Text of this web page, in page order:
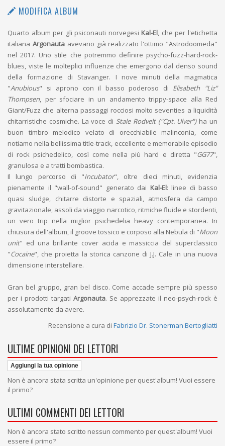
MODIFICA ALBUM
Quarto album per gli psiconauti norvegesi Kal-El, che per l'etichetta
italiana Argonautaavevano già realizzato l'ottimo "Astrodoomeda"
nel 2017. Uno stile che potremmo definire psycho-fuzz-hard-rock-
blues, viste le molteplici influenze che emergono dal denso sound
della formazione di Stavanger. I nove minuti della magmatica
"Anubious" si aprono con il basso poderoso di Elisabeth "Liz"
Thompsen, per sfociare in un andamento trippy-space alla Red
Giant/Fuzz che alterna passaggi rocciosi molto seventies a liquidità
chitarristiche cosmiche. La voce di Stale Rodvelt ("Cpt. Ulver")ha un
buon timbro melodico velato di orecchiabile malinconia, come
notiamo nella bellissima title-track, eccellente e memorabile episodio
di rock psichedelico, così come nella più hard e diretta "GG77",
granulosa e a tratti bombastica.
Il lungo percorso di "Incubator", oltre dieci minuti, evidenzia
pienamente il "wall-of-sound" generato dai Kal-El: linee di basso
quasi sludge, chitarre distorte e spaziali, atmosfera da campo
gravitazionale, assoli da viaggio narcotico, ritmiche fluide e stordenti,
un vero trip nella miglior psichedelia heavy contemporanea. In
chiusura dell'album, il groove tossico e corposo alla Nebula di "Moon
unit" ed una brillante cover acida e massiccia del superclassico
"Cocaine", che proietta la storica canzone di J.J. Cale in una nuova
dimensione interstellare.
Gran bel gruppo, gran bel disco. Come accade sempre più spesso
per i prodotti targati Argonauta. Se apprezzate il neo-psych-rock è
assolutamente da avere.
Recensione a cura di Fabrizio Dr. Stonerman Bertogliatti
ULTIME OPINIONI DEI LETTORI
Aggiungi la tua opinione
Non è ancora stata scritta un'opinione per quest'album! Vuoi essere
il primo?
ULTIMI COMMENTI DEI LETTORI
Non è ancora stato scritto nessun commento per quest'album! Vuoi
essere il primo?